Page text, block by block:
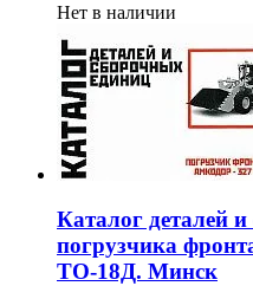
Нет в наличии
Каталог деталей
погрузчика
ТО-18Д. Минск